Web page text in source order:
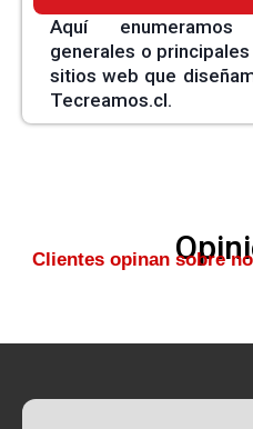
Aquí
generales o
sitios web que
Tecreamos.cl.
Clientes opinan sobre